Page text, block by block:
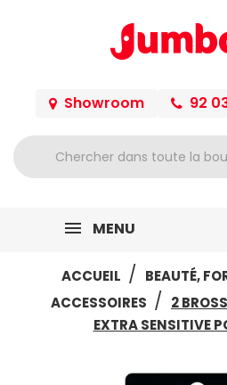
Showroom 92
MENU
ACCUEIL
BEAUTÉ,
ACCESSOIRES
2
EXTRA SENSITIVE